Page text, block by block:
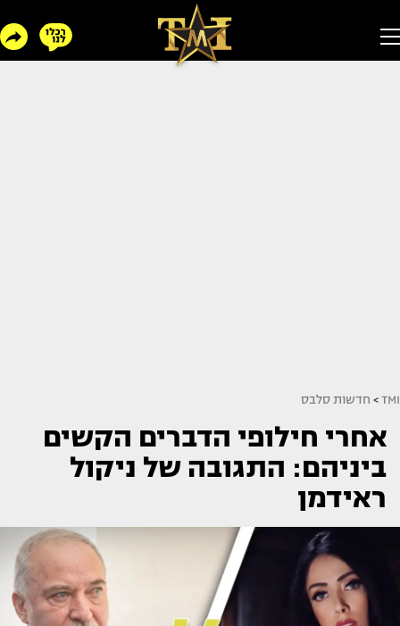
TMI
> חדשות סלבס
אחרי חילופי הדברים הקשים
ביניהם: התגובה של ניקול
ראידמן